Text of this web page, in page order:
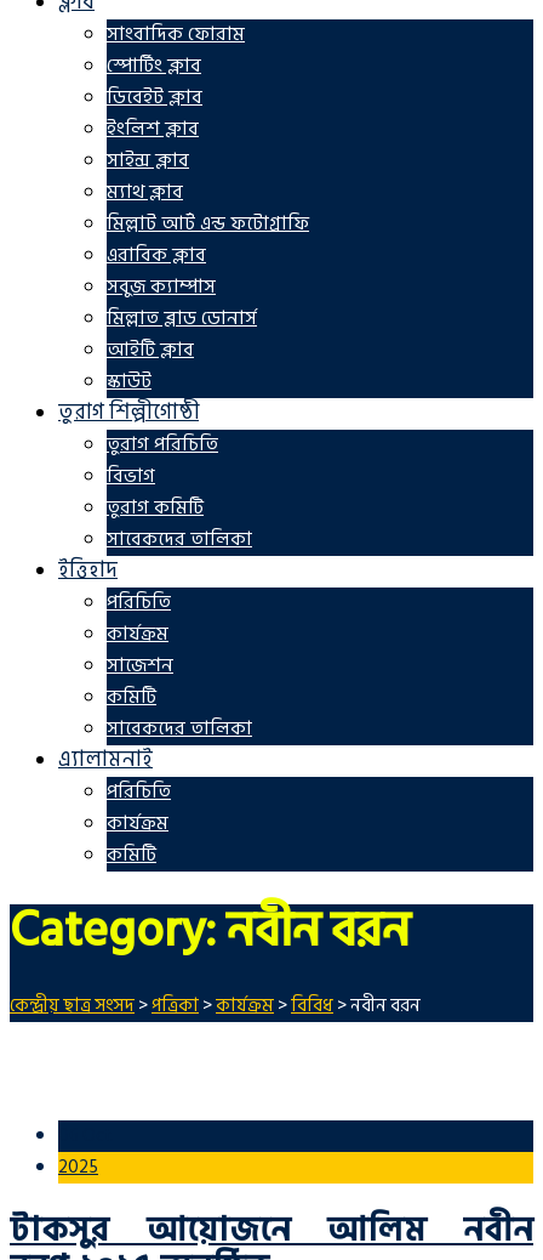
সাংবাদিক ফোরাম
স্পোর্টিং ক্লাব
ডিবেইট ক্লাব
ইংলিশ ক্লাব
সাইন্স ক্লাব
ম্যাথ ক্লাব
মিল্লাট আর্ট এন্ড ফটোগ্রাফি
এরাবিক ক্লাব
সবুজ ক্যাম্পাস
মিল্লাত ব্লাড ডোনার্স
আইটি ক্লাব
স্কাউট
তুরাগ শিল্পীগোষ্ঠী
তুরাগ পরিচিতি
বিভাগ
তুরাগ কমিটি
সাবেকদের তালিকা
ইত্তিহাদ
পরিচিতি
কার্যক্রম
সাজেশন
কমিটি
সাবেকদের তালিকা
এ্যালামনাই
পরিচিতি
কার্যক্রম
কমিটি
Category:নবীন বরন
কেন্দ্রীয় ছাত্র সংসদ>পত্রিকা>কার্যক্রম>বিবিধ>নবীন বরন
2025
টাকসুর আয়োজনে আলিম নবীন